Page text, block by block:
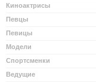
Киноактрисы
Певцы
Певицы
Модели
Спортсменки
Ведущие